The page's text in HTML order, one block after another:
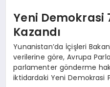
Yeni Demokrasi
Kazandı
Yunanistan’da İçişleri
verilerine göre, Avrupa
parlamenter gönderme
iktidardaki Yeni Demokrasi